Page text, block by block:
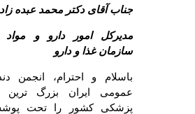
جناب آقای دکتر محمد عبده
مدیرکل امور دارو و
سازمان غذا و دارو
باسلام و احترام، انجمن
عمومی ایران بزرگ ترین
پزشکی کشور را تحت